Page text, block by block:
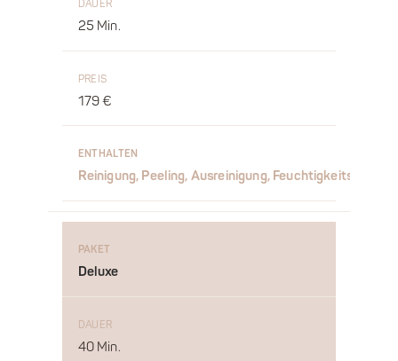
25 Min.
179 €
Reinigung, Peeling, Ausreinigung, Feuchtigkeits-Serum
Deluxe
40 Min.